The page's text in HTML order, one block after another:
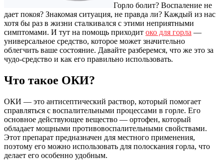
Горло болит? Воспаление не
дает покоя? Знакомая ситуация, не правда ли? Каждый из нас
хотя бы раз в жизни сталкивался с этими неприятными
симптомами. И тут на помощь приходит око для горла —
универсальное средство, которое может значительно
облегчить ваше состояние. Давайте разберемся, что же это за
чудо-средство и как его правильно использовать.
Что такое ОКИ?
ОКИ — это антисептический раствор, который помогает
справляться с воспалительными процессами в горле. Его
основное действующее вещество — ортофен, который
обладает мощными противовоспалительными свойствами.
Этот препарат предназначен для местного применения,
поэтому его можно использовать для полоскания горла, что
делает его особенно удобным.